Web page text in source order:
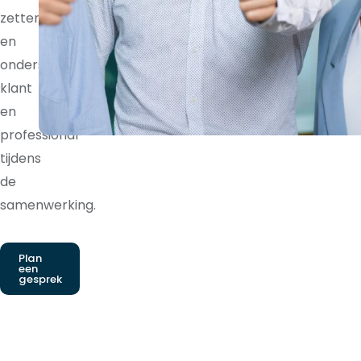
zetten
en
ondersteunt
klant
en
professional
tijdens
de
samenwerking.
Plan
een
gesprek